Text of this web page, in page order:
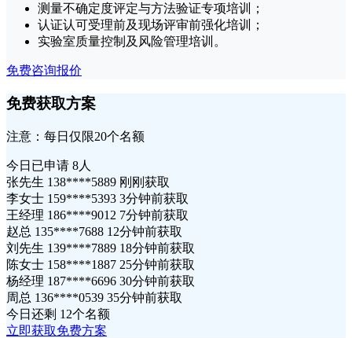
测量不确定度评定与方法验证专项培训；
认证认可受理前及现场评审前强化培训；
实验室质量控制及风险管理培训。
免费咨询报价
免费获取方案
注意：每日仅限20个名额
今日已申请 8人
张先生 138****5889 刚刚获取
李女士 159****5393 3分钟前获取
王经理 186****9012 7分钟前获取
赵总 135****7688 12分钟前获取
刘先生 139****7889 18分钟前获取
陈女士 158****1887 25分钟前获取
杨经理 187****6696 30分钟前获取
周总 136****0539 35分钟前获取
今日还剩 12个名额
立即获取免费方案